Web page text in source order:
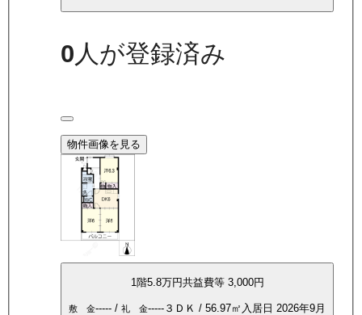
0 人が登録済み
物件画像を見る
1階5.8万円共益費等 3,000円
敷 金----- / 礼 金----- ３ＤＫ / 56.97㎡ 入居日 2026年9月